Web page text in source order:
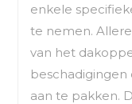
enkele
te nemen.
van het
aan te pakken.